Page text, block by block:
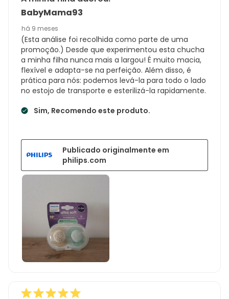
BabyMama93
há 9 meses
(Esta análise foi recolhida como parte de uma
promoção.) Desde que experimentou esta chucha
a minha filha nunca mais a largou! É muito macia,
flexível e adapta-se na perfeição. Além disso, é
prática para nós: podemos levá-la para todo o lado
no estojo de transporte e esterilizá-la rapidamente.
Sim, Recomendo este produto.
Publicado originalmente em
philips.com